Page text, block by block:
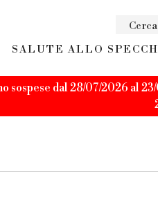
SALUTE ALLO
sospese dal 28/07/2026 al